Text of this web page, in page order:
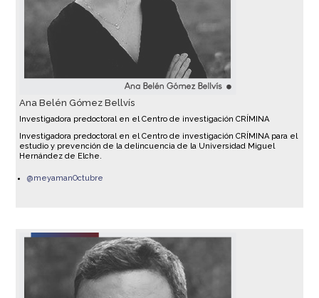
Ana Belén Gómez Bellvís
Investigadora predoctoral en el Centro de investigación CRÍMINA
Investigadora predoctoral en el Centro de investigación CRÍMINA para el
estudio y prevención de la delincuencia de la Universidad Miguel
Hernández de Elche.
@meyamanOctubre